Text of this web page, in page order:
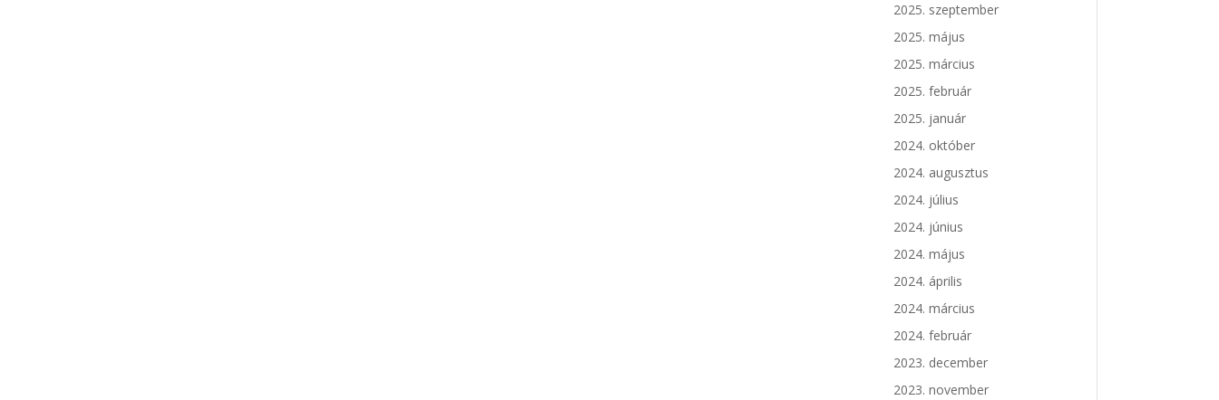
2025. szeptember
2025. május
2025. március
2025. február
2025. január
2024. október
2024. augusztus
2024. július
2024. június
2024. május
2024. április
2024. március
2024. február
2023. december
2023. november